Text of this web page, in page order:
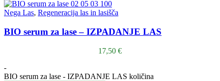
Nega Las, Regeneracija las in lasišča
BIO serum za lase – IZPADANJE LAS
17,50 €
-
BIO serum za lase - IZPADANJE LAS količina